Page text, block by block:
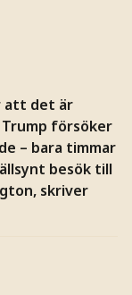
att det är
försöker
– bara timmar
besök till
skriver